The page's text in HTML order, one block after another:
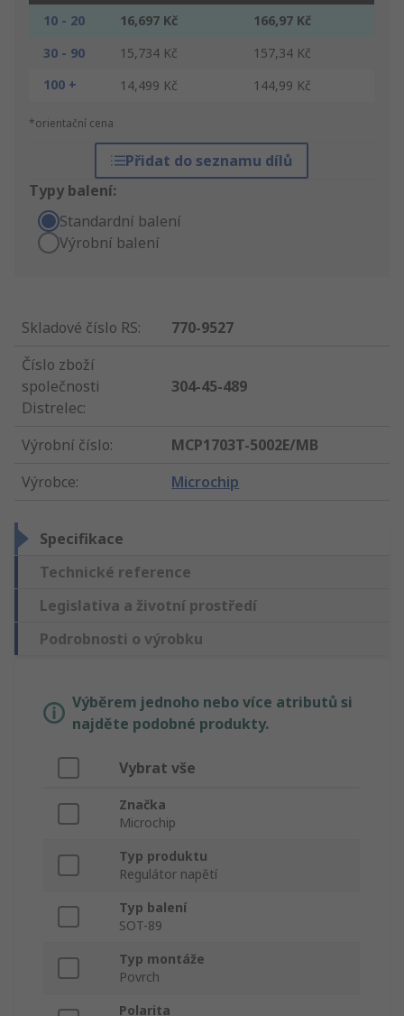
10 - 20 16,697 Kč
166,97 Kč
30 - 90
15,734 Kč
157,34 Kč
100 +
14,499 Kč 144,99 Kč
*orientační cena
Přidat do seznamu dílů
Typy balení:
Standardní balení
Výrobní balení
Skladové číslo RS:
770-9527
Číslo zboží
společnosti
Distrelec:
304-45-489
Výrobní číslo:
MCP1703T-5002E/MB
Výrobce: Microchip
Specifikace
Technické reference
Legislativa a životní prostředí
Podrobnosti o výrobku
Výběrem jednoho nebo více atributů si
najděte podobné produkty.
Vybrat vše
Značka
Microchip
Typ produktu
Regulátor napětí
Typ balení
SOT-89
Typ montáže
Povrch
Polarita